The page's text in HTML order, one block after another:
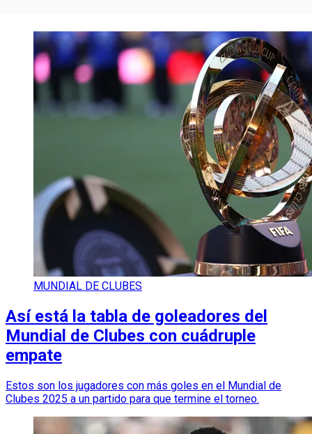
MUNDIAL DE CLUBES
Así está la tabla de goleadores del
Mundial de Clubes con cuádruple
empate
Estos son los jugadores con más goles en el Mundial de
Clubes 2025 a un partido para que termine el torneo.